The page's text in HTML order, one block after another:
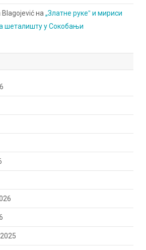
на„Златне рукеˮ и мириси
шеталишту у Сокобањи